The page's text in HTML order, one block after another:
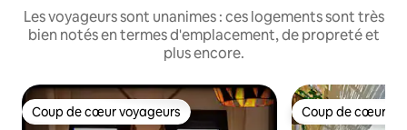
Les voyageurs sont unanimes : ces logements sont très
bien notés en termes d'emplacement, de propreté et
plus encore.
Coup de cœur voyageurs
Coup de cœur voyageurs Coup de cœur
Coup de cœur